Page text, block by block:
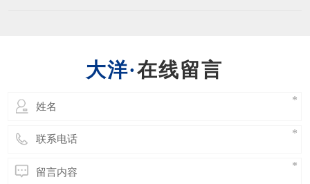
有良好的耐油、耐溶剂和耐化学试剂的性能。
在线留言